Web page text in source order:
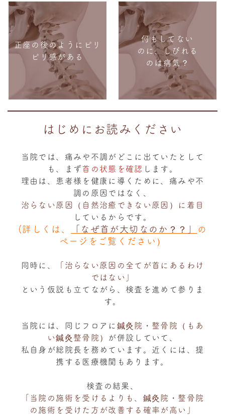
正座の後のようにピリ
ピリ感がある
何もしてない
のに、しびれる
のは病気？
はじめにお読みください
当院では、痛みや不調がどこに出ていたとして
も、まず首の状態を確認 します。
理由は、患者様を健康に導くために、痛みや不
調の原因ではなく、
治らない原因（自然治癒できない原因）に着目
しているからです。
(詳しくは、 「なぜ首が大切なのか？？」 の
ページをご覧ください）
同時に、
「治らない原因の全てが首にあるわけ
ではない」
という仮説も立てながら、検査を進めて参りま
す。
当院には、同じフロアに鍼灸院・整骨院（もあ
い鍼灸整骨院） が併設していて、
私自身が総院長を務めています。近くには、提
携する医療機関もあります。
検査の結果、
「当院の施術を受けるよりも、鍼灸院・整骨院
の施術を受けた方が改善する確率が高い」